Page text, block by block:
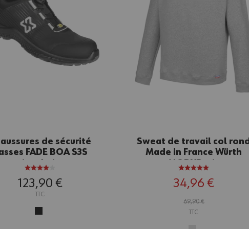
de sécurité
FADE BOA S3S
noires/grises
123,90 €
TTC
Sweat de travail col rond
Made in France Würth
MODYF gris
34,96 €
69,90 €
TTC